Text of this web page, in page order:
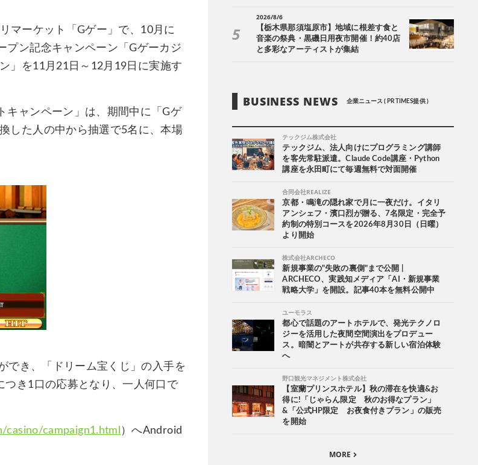
マーケット「Gゲー」で、10月に
プン記念キャンペーン「Gゲーカジ
」を11月21日～12月19日に実施す
キャンペーン」は、期間中に「Gゲ
した人の中から抽選で5名に、本場
でき、「ドリーム宝くじ」の入手を
つき1口の応募となり、一人何口で
campaign1.html ）へAndroid
2026/8/6
【栃木県那須塩原市】地域に根差す食と
音楽の祭典・黒磯日用夜市開催！約40店
と多彩なアーティストが集結
BUSINESS NEWS 企業ニュース ( PR TIMES提供 )
テックジム株式会社
テックジム、法人向けにプログラミング講師
を客先常駐派遣。Claude Code講座・Python
講座を永田町にて毎週無料で対面開催
合同会社REALIZE
京都・鳴滝の隠れ家で月に一夜だけ。イタリ
アンシェフ・濱口烈が贈る、7名限定・完全予
約制の特別コースを2026年8月30日（日曜）
より開始
株式会社ARCHECO
新規事業の"失敗の裏側"まで公開 |
ARCHECO、実践知メディア「AI・新規事業
戦略大学」を開設。記事40本を無料公開中
ユーモラス
都心で話題のアートホテルで、発光テクノロ
ジーを活用した夜間空間演出をプロデュー
ス。暗闇とアートが共存する新しい宿泊体験
へ
野口観光マネジメント株式会社
【室蘭プリンスホテル】秋の滞在を快適&お
得に!「じゃらん限定 秋のお得なプラン」
&「公式HP限定 お夜食付きプラン」の販売
を開始
MORE